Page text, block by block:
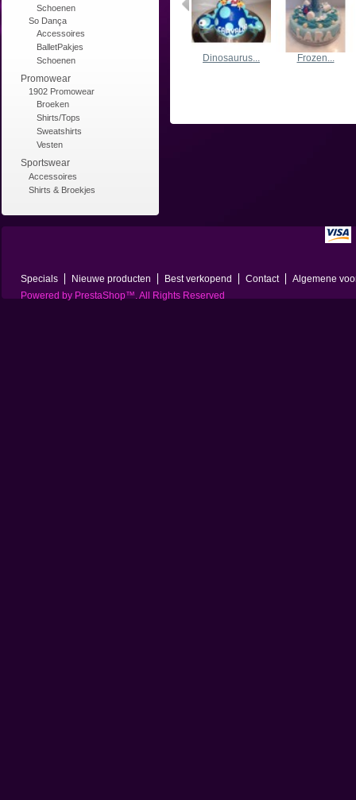
Schoenen
So Dança
Accessoires
BalletPakjes
Schoenen
Promowear
1902 Promowear
Broeken
Shirts/Tops
Sweatshirts
Vesten
Sportswear
Accessoires
Shirts & Broekjes
Dinosaurus... Frozen...
Specials Nieuwe producten Best verkopend Contact
Algemene
Powered by PrestaShop™. All Rights Reserved